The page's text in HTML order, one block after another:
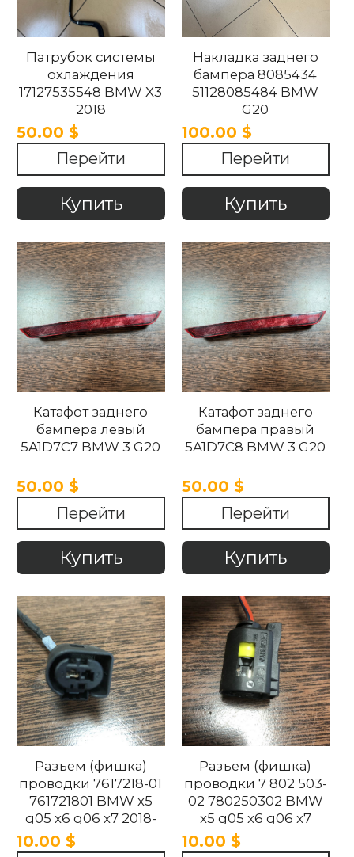
Патрубок системы
охлаждения
17127535548 BMW X3
2018
50.00 $
Перейти
Купить
Накладка заднего
бампера 8085434
51128085484 BMW
G20
100.00 $
Перейти
Купить
Катафот заднего
бампера левый
5A1D7C7 BMW 3 G20
50.00 $
Перейти
Купить
Катафот заднего
бампера правый
5A1D7C8 BMW 3 G20
50.00 $
Перейти
Купить
Разъем (фишка)
проводки 7617218-01
761721801 BMW x5
g05 x6 g06 x7 2018-
2025
10.00 $
Разъем (фишка)
проводки 7 802 503-
02 780250302 BMW
x5 g05 x6 g06 x7
2018-2025
10.00 $